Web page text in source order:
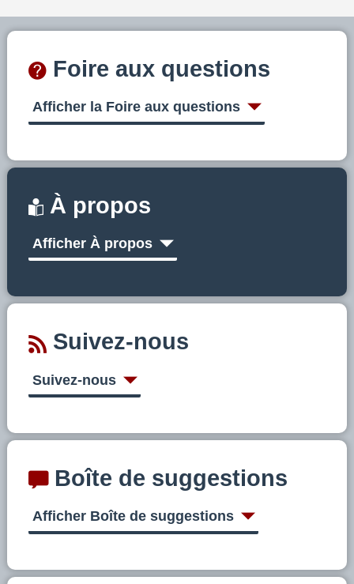
Foire aux questions
Afficher la Foire aux questions
À propos
Afficher À propos
Suivez-nous
Suivez-nous
Boîte de suggestions
Afficher Boîte de suggestions